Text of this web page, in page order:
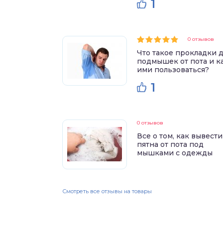
1
0 отзывов
Что такое прокладки
подмышек от пота и
ими пользоваться?
1
0 отзывов
Все о том, как вывести
пятна от пота под
мышками с одежды
Смотреть все отзывы на товары